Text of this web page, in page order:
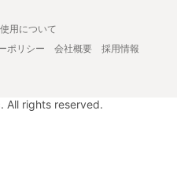
用について
ポリシー 会社概要
採用情報
All rights reserved.